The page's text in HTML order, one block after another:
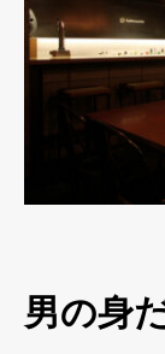
男の身